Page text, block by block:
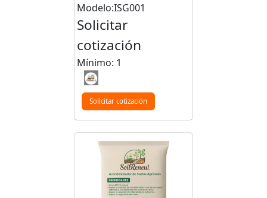
Modelo:ISG001
Solicitar
cotización
Mínimo: 1
Solicitar cotización